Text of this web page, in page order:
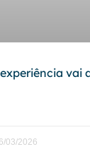
vai
03/2026